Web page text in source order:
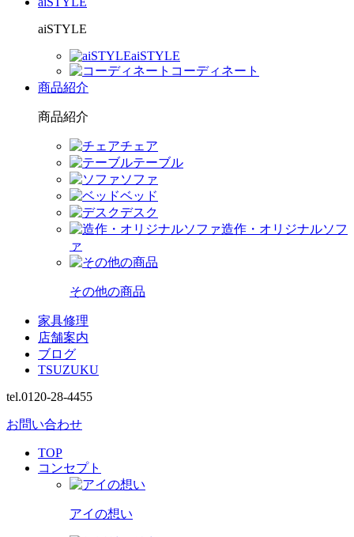
aiSTYLE
aiSTYLE
コーディネート
商品紹介
商品紹介
チェア
テーブル
ソファ
ベッド
デスク
造作・オリジナルソフ
ァ
その他の商品
家具修理
店舗案内
ブログ
TSUZUKU
tel.0120-28-4455
お問い合わせ
TOP
コンセプト
アイの想い